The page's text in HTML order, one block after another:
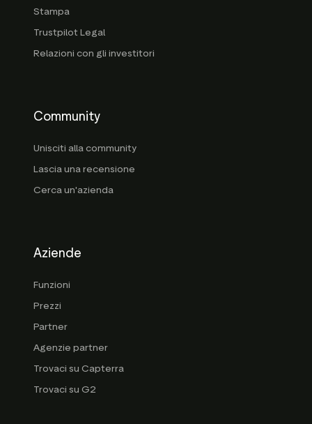
Stampa
Trustpilot Legal
Relazioni con gli investitori
Community
Unisciti alla community
Lascia una recensione
Cerca un'azienda
Aziende
Funzioni
Prezzi
Partner
Agenzie partner
Trovaci su Capterra
Trovaci su G2